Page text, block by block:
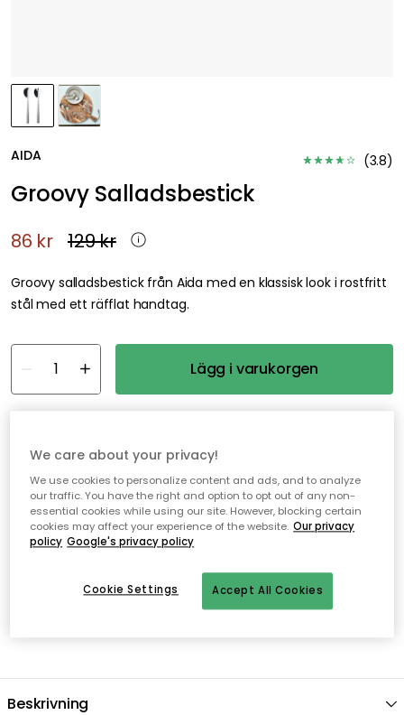
AIDA (3.8)
Groovy Salladsbestick
86 kr 129 kr
Groovy salladsbestick från Aida med en klassisk look i rostfritt
stål med ett räfflat handtag.
Lägg i varukorgen
Fri frakt över 499 kr*
Snabba och flexibla leveranser
Öppet köp i 30 dagar
Beskrivning
We care about your privacy!
We use cookies to personalize content and ads, and to analyze
our traffic. You have the right and option to opt out of any non-
essential cookies while using our site. However, blocking certain
cookies may affect your experience of the website. Our privacy
policy Google's privacy policy
Accept All Cookies
Cookie Settings